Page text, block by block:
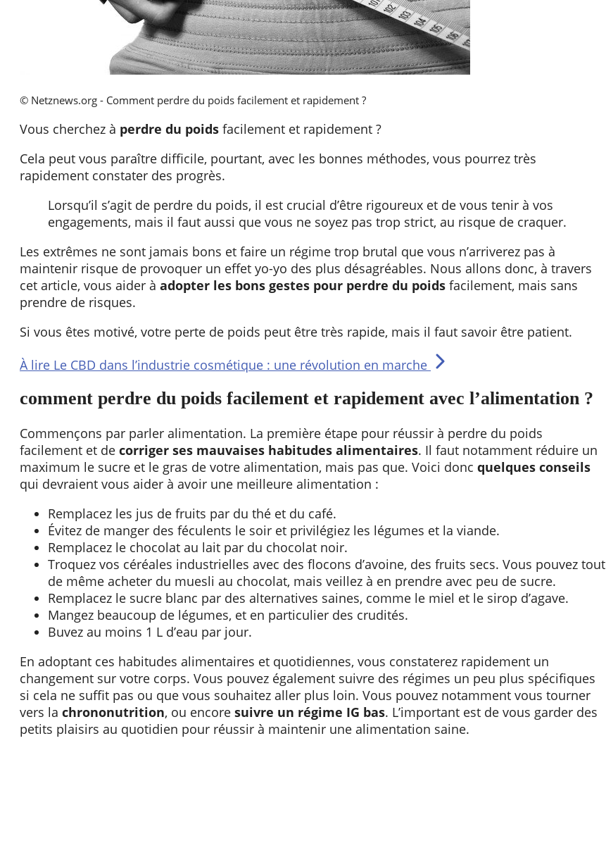
© Netznews.org - Comment perdre du poids facilement et rapidement ?
Vous cherchez à perdre du poids facilement et rapidement ?
Cela peut vous paraître difficile, pourtant, avec les bonnes méthodes, vous pourrez très
rapidement constater des progrès.
Lorsqu’il s’agit de perdre du poids, il est crucial d’être rigoureux et de vous tenir à vos
engagements, mais il faut aussi que vous ne soyez pas trop strict, au risque de craquer.
Les extrêmes ne sont jamais bons et faire un régime trop brutal que vous n’arriverez pas à
maintenir risque de provoquer un effet yo-yo des plus désagréables. Nous allons donc, à travers
cet article, vous aider à adopter les bons gestes pour perdre du poids facilement, mais sans
prendre de risques.
Si vous êtes motivé, votre perte de poids peut être très rapide, mais il faut savoir être patient.
À lire Le CBD dans l’industrie cosmétique : une révolution en marche
comment perdre du poids facilement et rapidement avec l’alimentation ?
Commençons par parler alimentation. La première étape pour réussir à perdre du poids
facilement et de corriger ses mauvaises habitudes alimentaires. Il faut notamment réduire un
maximum le sucre et le gras de votre alimentation, mais pas que. Voici donc quelques conseils
qui devraient vous aider à avoir une meilleure alimentation :
Remplacez les jus de fruits par du thé et du café.
Évitez de manger des féculents le soir et privilégiez les légumes et la viande.
Remplacez le chocolat au lait par du chocolat noir.
Troquez vos céréales industrielles avec des flocons d’avoine, des fruits secs. Vous pouvez tout
de même acheter du muesli au chocolat, mais veillez à en prendre avec peu de sucre.
Remplacez le sucre blanc par des alternatives saines, comme le miel et le sirop d’agave.
Mangez beaucoup de légumes, et en particulier des crudités.
Buvez au moins 1 L d’eau par jour.
En adoptant ces habitudes alimentaires et quotidiennes, vous constaterez rapidement un
changement sur votre corps. Vous pouvez également suivre des régimes un peu plus spécifiques
si cela ne suffit pas ou que vous souhaitez aller plus loin. Vous pouvez notamment vous tourner
vers la chrononutrition, ou encore suivre un régime IG bas. L’important est de vous garder des
petits plaisirs au quotidien pour réussir à maintenir une alimentation saine.